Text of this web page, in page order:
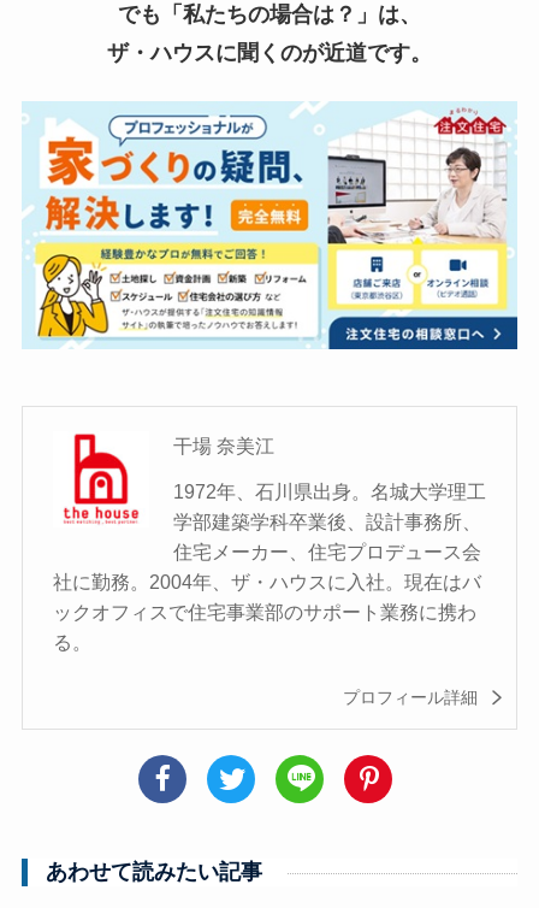
でも「私たちの場合は？」は、
ザ・ハウスに聞くのが近道です。
干場 奈美江
1972年、石川県出身。名城大学理工
学部建築学科卒業後、設計事務所、
住宅メーカー、住宅プロデュース会
社に勤務。2004年、ザ・ハウスに入社。現在はバ
ックオフィスで住宅事業部のサポート業務に携わ
る。
プロフィール詳細
あわせて読みたい記事